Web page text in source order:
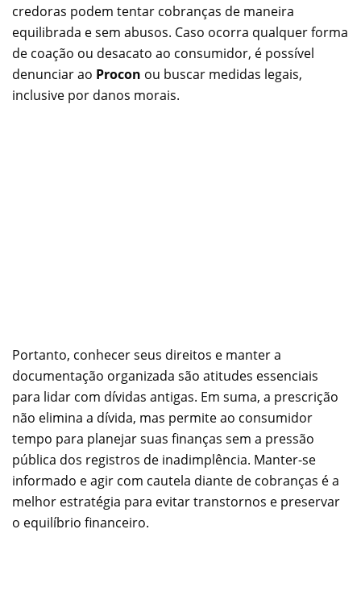
credoras podem tentar cobranças de maneira
equilibrada e sem abusos. Caso ocorra qualquer forma
de coação ou desacato ao consumidor, é possível
denunciar ao Procon ou buscar medidas legais,
inclusive por danos morais.
Portanto, conhecer seus direitos e manter a
documentação organizada são atitudes essenciais
para lidar com dívidas antigas. Em suma, a prescrição
não elimina a dívida, mas permite ao consumidor
tempo para planejar suas finanças sem a pressão
pública dos registros de inadimplência. Manter-se
informado e agir com cautela diante de cobranças é a
melhor estratégia para evitar transtornos e preservar
o equilíbrio financeiro.